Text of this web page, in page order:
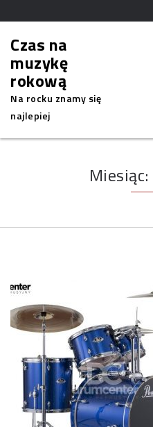
Czas na
muzykę
rokową
Na rocku znamy się
najlepiej
Miesiąc: